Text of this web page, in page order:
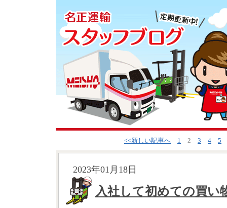
<<新しい記事へ 1 2 3 4 5
2023年01月18日
入社して初めての買い